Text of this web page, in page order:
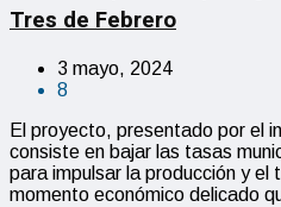
Tres de Febrero
3 mayo, 2024
8
El proyecto, presentado por el
consiste en bajar las tasas
para impulsar la producción y el
momento económico delicado